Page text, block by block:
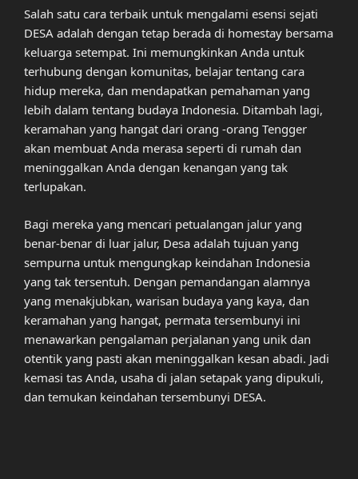
Salah satu cara terbaik untuk mengalami esensi sejati
DESA adalah dengan tetap berada di homestay bersama
keluarga setempat. Ini memungkinkan Anda untuk
terhubung dengan komunitas, belajar tentang cara
hidup mereka, dan mendapatkan pemahaman yang
lebih dalam tentang budaya Indonesia. Ditambah lagi,
keramahan yang hangat dari orang -orang Tengger
akan membuat Anda merasa seperti di rumah dan
meninggalkan Anda dengan kenangan yang tak
terlupakan.
Bagi mereka yang mencari petualangan jalur yang
benar-benar di luar jalur, Desa adalah tujuan yang
sempurna untuk mengungkap keindahan Indonesia
yang tak tersentuh. Dengan pemandangan alamnya
yang menakjubkan, warisan budaya yang kaya, dan
keramahan yang hangat, permata tersembunyi ini
menawarkan pengalaman perjalanan yang unik dan
otentik yang pasti akan meninggalkan kesan abadi. Jadi
kemasi tas Anda, usaha di jalan setapak yang dipukuli,
dan temukan keindahan tersembunyi DESA.